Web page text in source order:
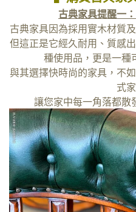
古典家具提醒一：
古典家具因為採用實木材質
但這正是它經久耐用、質感
種使用品，更是一種
與其選擇快時尚的家具，不
式
讓您家中每一角落都散